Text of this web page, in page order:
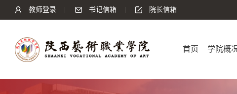
教师登录 书记信箱 院长信箱
首页 学院概